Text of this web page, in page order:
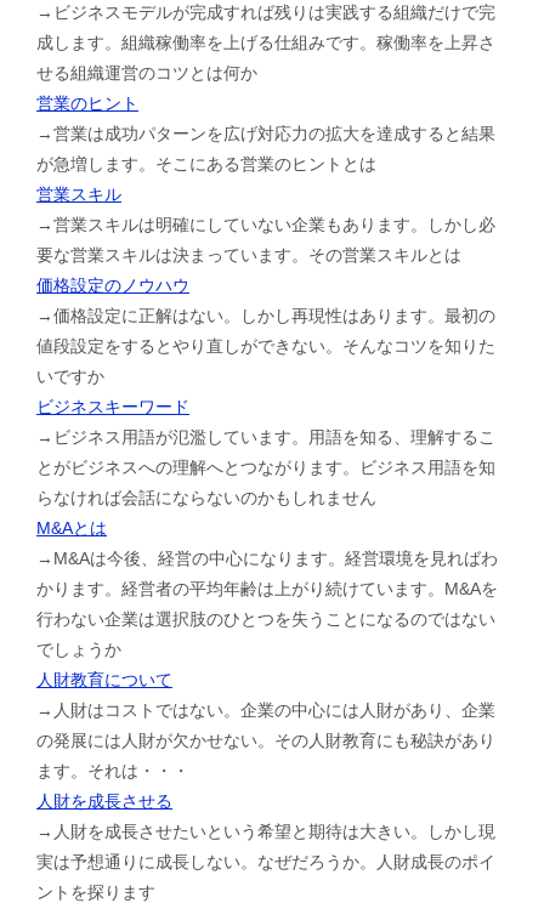
→ビジネスモデルが完成すれば残りは実践する組織だけで完
成します。組織稼働率を上げる仕組みです。稼働率を上昇さ
せる組織運営のコツとは何か
営業のヒント
→営業は成功パターンを広げ対応力の拡大を達成すると結果
が急増します。そこにある営業のヒントとは
営業スキル
→営業スキルは明確にしていない企業もあります。しかし必
要な営業スキルは決まっています。その営業スキルとは
価格設定のノウハウ
→価格設定に正解はない。しかし再現性はあります。最初の
値段設定をするとやり直しができない。そんなコツを知りた
いですか
ビジネスキーワード
→ビジネス用語が氾濫しています。用語を知る、理解するこ
とがビジネスへの理解へとつながります。ビジネス用語を知
らなければ会話にならないのかもしれません
M&Aとは
→M&Aは今後、経営の中心になります。経営環境を見ればわ
かります。経営者の平均年齢は上がり続けています。M&Aを
行わない企業は選択肢のひとつを失うことになるのではない
でしょうか
人財教育について
→人財はコストではない。企業の中心には人財があり、企業
の発展には人財が欠かせない。その人財教育にも秘訣があり
ます。それは・・・
人財を成長させる
→人財を成長させたいという希望と期待は大きい。しかし現
実は予想通りに成長しない。なぜだろうか。人財成長のポイ
ントを探ります